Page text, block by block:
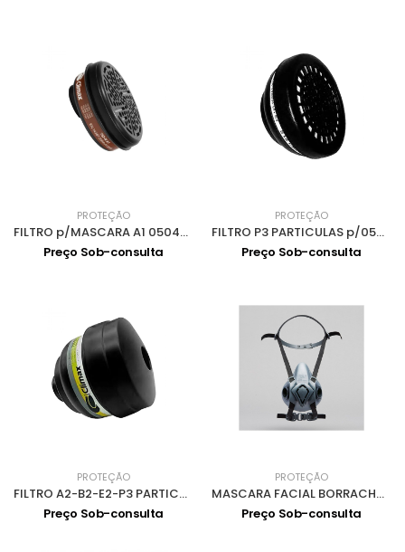
PROTEÇÃO
FILTRO p/MASCARA A1 0504075
Preço Sob-consulta
PROTEÇÃO
FILTRO P3 PARTICULAS p/0502001 0504019
Preço Sob-consulta
PROTEÇÃO
FILTRO A2-B2-E2-P3 PARTICULAS p/0502001 0504007
Preço Sob-consulta
PROTEÇÃO
MASCARA FACIAL BORRACHA TERMOPLASTICA s/FILTROS BLS4000
Preço Sob-consulta